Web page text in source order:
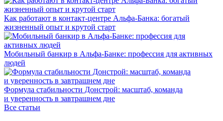
Как работают в контакт-центре Альфа-Банка: богатый
жизненный опыт и крутой старт
Мобильный банкир в Альфа-Банке: профессия для активных
людей
Формула стабильности Донстрой: масштаб, команда
и уверенность в завтрашнем дне
Все статьи